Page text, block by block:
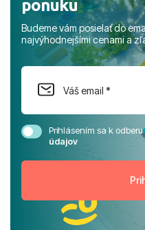
ponuku
Budeme vám posielať do
najvýhodnejšími cenami a
Prihlásením sa k
údajov